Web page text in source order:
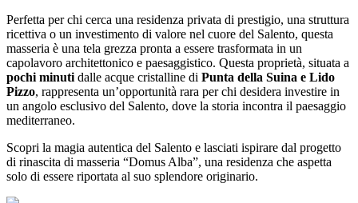
Perfetta per chi cerca una residenza privata di prestigio, una struttura
ricettiva o un investimento di valore nel cuore del Salento, questa
masseria è una tela grezza pronta a essere trasformata in un
capolavoro architettonico e paesaggistico. Questa proprietà, situata a
pochi minuti dalle acque cristalline di Punta della Suina e Lido
Pizzo, rappresenta un’opportunità rara per chi desidera investire in
un angolo esclusivo del Salento, dove la storia incontra il paesaggio
mediterraneo.
Scopri la magia autentica del Salento e lasciati ispirare dal progetto
di rinascita di masseria “Domus Alba”, una residenza che aspetta
solo di essere riportata al suo splendore originario.